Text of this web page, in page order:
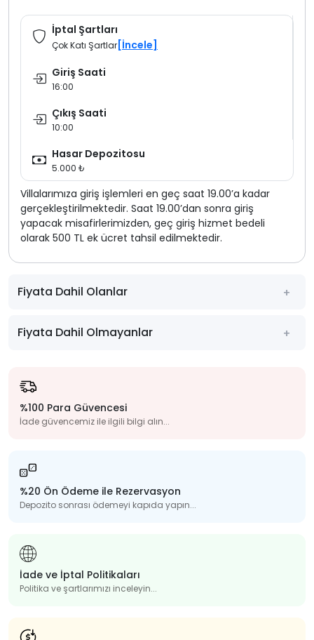
İptal Şartları
Çok Katı Şartlar [İncele]
Giriş Saati
16:00
Çıkış Saati
10:00
Hasar Depozitosu
5.000 ₺
Villalarımıza giriş işlemleri en geç saat 19.00’a kadar
gerçekleştirilmektedir. Saat 19.00’dan sonra giriş
yapacak misafirlerimizden, geç giriş hizmet bedeli
olarak 500 TL ek ücret tahsil edilmektedir.
Fiyata Dahil Olanlar
Fiyata Dahil Olmayanlar
%100 Para Güvencesi
İade güvencemiz ile ilgili bilgi alın...
%20 Ön Ödeme ile Rezervasyon
Depozito sonrası ödemeyi kapıda yapın...
İade ve İptal Politikaları
Politika ve şartlarımızı inceleyin...